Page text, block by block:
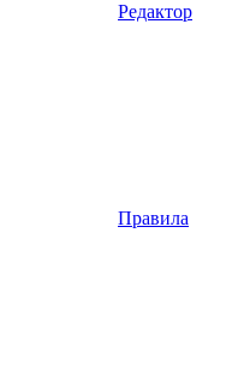
Редактор
Правила